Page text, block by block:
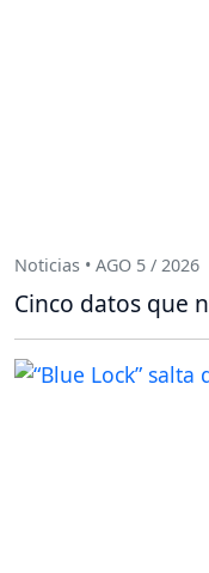
Noticias • AGO 5 / 2026
Cinco datos que